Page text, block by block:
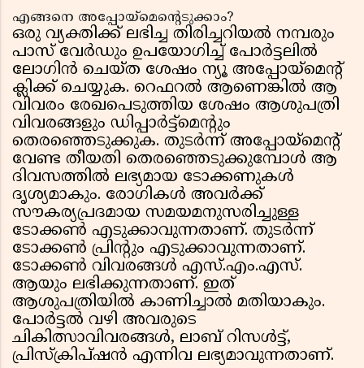
എങ്ങനെ അപ്പോയ്‌മെന്റെടുക്കാം?
ഒരു വ്യക്തിക്ക് ലഭിച്ച തിരിച്ചറിയല്‍ നമ്പരും
പാസ് വേര്‍ഡും ഉപയോഗിച്ച് പോര്‍ട്ടലില്‍
ലോഗിന്‍ ചെയ്ത ശേഷം ന്യൂ അപ്പോയ്‌മെന്റ്
ക്ലിക്ക് ചെയ്യുക. റെഫറല്‍ ആണെങ്കില്‍ ആ
വിവരം രേഖപെടുത്തിയ ശേഷം ആശുപത്രി
വിവരങ്ങളും ഡിപ്പാര്‍ട്ട്‌മെന്റും
തെരഞ്ഞെടുക്കുക. തുടര്‍ന്ന് അപ്പോയ്‌മെന്റ്
വേണ്ട തീയതി തെരഞ്ഞെടുക്കുമ്പോള്‍ ആ
ദിവസത്തില്‍ ലഭ്യമായ ടോക്കണുകള്‍
ദൃശ്യമാകും. രോഗികള്‍ അവര്‍ക്ക്
സൗകര്യപ്രദമായ സമയമനുസരിച്ചുള്ള
ടോക്കണ്‍ എടുക്കാവുന്നതാണ്. തുടര്‍ന്ന്
ടോക്കണ്‍ പ്രിന്റും എടുക്കാവുന്നതാണ്.
ടോക്കണ്‍ വിവരങ്ങള്‍ എസ്.എം.എസ്.
ആയും ലഭിക്കുന്നതാണ്. ഇത്
ആശുപത്രിയില്‍ കാണിച്ചാല്‍ മതിയാകും.
പോര്‍ട്ടല്‍ വഴി അവരുടെ
ചികിത്സാവിവരങ്ങള്‍, ലാബ് റിസള്‍ട്ട്,
പ്രിസ്‌ക്രിപ്ഷന്‍ എന്നിവ ലഭ്യമാവുന്നതാണ്.